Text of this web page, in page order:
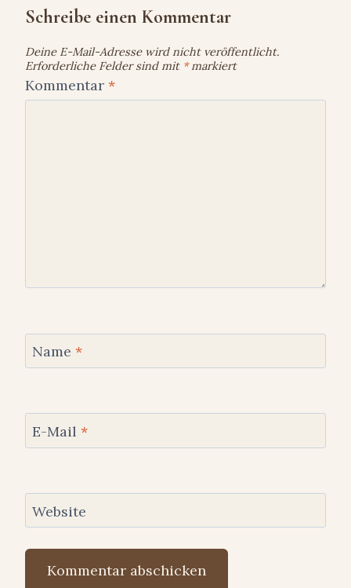
Schreibe einen Kommentar
Deine E-Mail-Adresse wird nicht veröffentlicht.
Erforderliche Felder sind mit *markiert
Kommentar *
Name *
E-Mail *
Website